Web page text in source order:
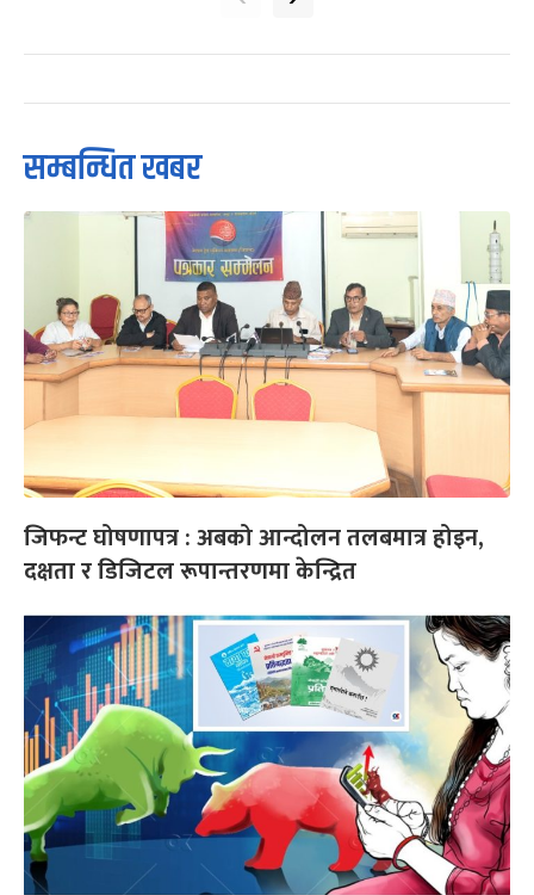
सम्बन्धित खबर
जिफन्ट घोषणापत्र : अबको आन्दोलन तलबमात्र होइन,
दक्षता र डिजिटल रूपान्तरणमा केन्द्रित